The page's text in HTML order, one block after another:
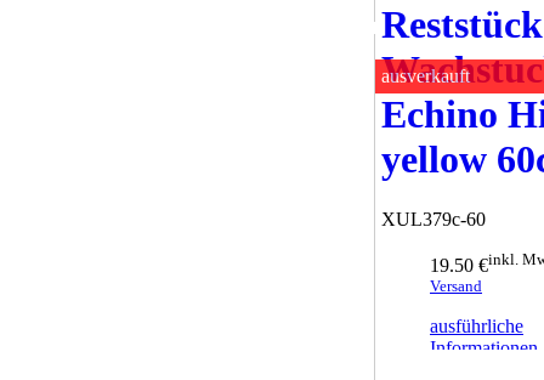
ausverkauft
Reststück
Echino
yellow
XUL379c-60
19.50 €inkl.
Versand
ausführliche
Informationen